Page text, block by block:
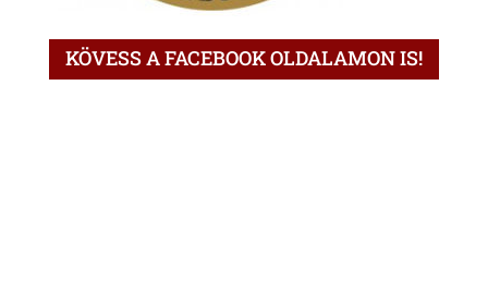
KÖVESS A FACEBOOK OLDALAMON IS!